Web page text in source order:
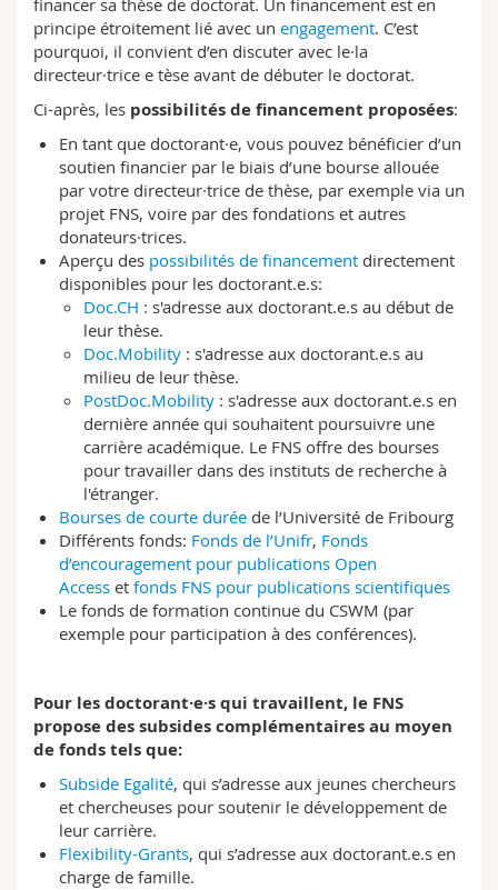
Sciences et médecine
Interfacultaire
Collaborateurs
Doctorants
Webmail
Programme des cours
MyUnifr
financer sa thèse de doctorat. Un financement est en
principe étroitement lié avec un engagement. C’est
pourquoi, il convient d’en discuter avec le·la
directeur·trice e tèse avant de débuter le doctorat.
Ci-après, les possibilités de financement proposées:
En tant que doctorant·e, vous pouvez bénéficier d’un
soutien financier par le biais d’une bourse allouée
par votre directeur·trice de thèse, par exemple via un
projet FNS, voire par des fondations et autres
donateurs·trices.
Aperçu des possibilités de financementdirectement
disponibles pour les doctorant.e.s:
Doc.CH : s'adresse aux doctorant.e.s au début de
leur thèse.
Doc.Mobility : s'adresse aux doctorant.e.s au
milieu de leur thèse.
PostDoc.Mobility : s'adresse aux doctorant.e.s en
dernière année qui souhaitent poursuivre une
carrière académique. Le FNS offre des bourses
pour travailler dans des instituts de recherche à
l'étranger.
Bourses de courte duréede l’Université de Fribourg
Différents fonds: Fonds de l’Unifr, Fonds
d’encouragement pour publications Open
Accesset fonds FNS pour publications scientifiques
Le fonds de formation continue du CSWM (par
exemple pour participation à des conférences).
Pour les doctorant·e·s qui travaillent, le FNS
propose des subsides complémentaires au moyen
de fonds tels que:
Subside Egalité, qui s’adresse aux jeunes chercheurs
et chercheuses pour soutenir le développement de
leur carrière.
Flexibility-Grants, qui s’adresse aux doctorant.e.s en
charge de famille.